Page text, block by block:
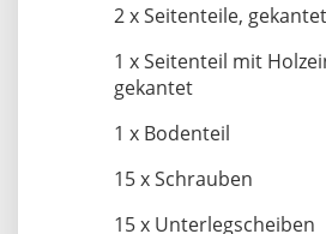
2 x Seitenteile, gekantet
1 x Seitenteil mit
gekantet
1 x Bodenteil
15 x Schrauben
15 x Unterlegscheiben